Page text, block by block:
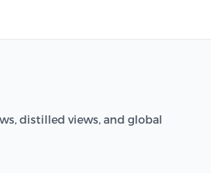
distilled views, and global